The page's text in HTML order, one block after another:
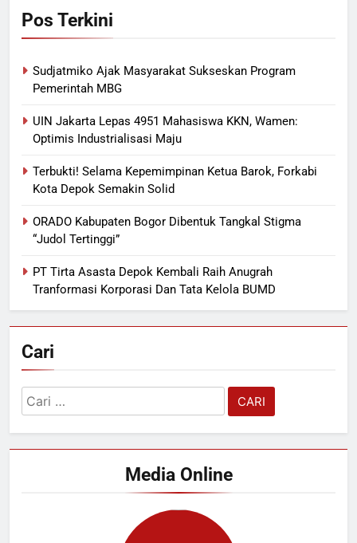
Pos Terkini
Sudjatmiko Ajak Masyarakat Sukseskan Program
Pemerintah MBG
UIN Jakarta Lepas 4951 Mahasiswa KKN, Wamen:
Optimis Industrialisasi Maju
Terbukti! Selama Kepemimpinan Ketua Barok, Forkabi
Kota Depok Semakin Solid
ORADO Kabupaten Bogor Dibentuk Tangkal Stigma
“Judol Tertinggi”
PT Tirta Asasta Depok Kembali Raih Anugrah
Tranformasi Korporasi Dan Tata Kelola BUMD
Cari
Cari
untuk:
Media Online